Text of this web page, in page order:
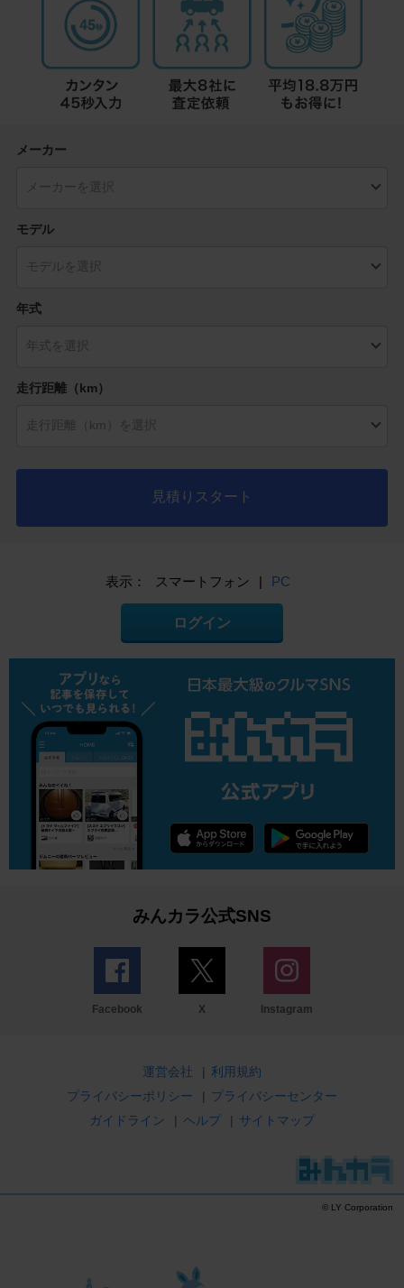
メーカー
モデル
年式
走行距離（km）
見積りスタート
表示： スマートフォン | PC
ログイン
みんカラ公式SNS
Facebook X Instagram
運営会社 | 利用規約
プライバシーポリシー
| プライバシーセンター
ガイドライン
| ヘルプ | サイトマップ
© LY Corporation